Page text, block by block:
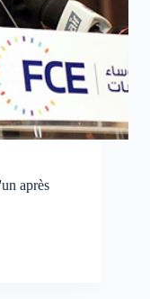
après